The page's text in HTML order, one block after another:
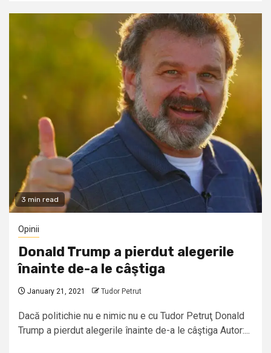
3 min read
Opinii
Donald Trump a pierdut alegerile
înainte de-a le câştiga
January 21, 2021 Tudor Petrut
Dacă politichie nu e nimic nu e cu Tudor Petruţ Donald
Trump a pierdut alegerile înainte de-a le câştiga Autor:...